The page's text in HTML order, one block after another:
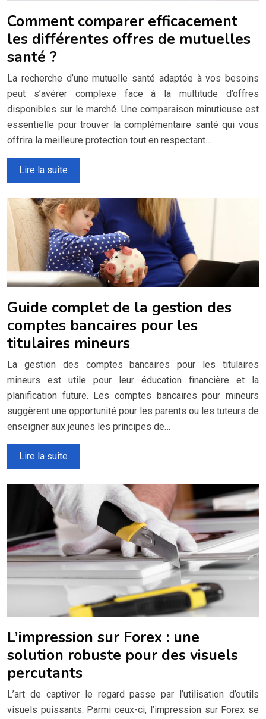
Comment comparer efficacement
les différentes offres de mutuelles
santé ?
La recherche d’une mutuelle santé adaptée à vos besoins
peut s’avérer complexe face à la multitude d’offres
disponibles sur le marché. Une comparaison minutieuse est
essentielle pour trouver la complémentaire santé qui vous
offrira la meilleure protection tout en respectant…
Lire la suite
Guide complet de la gestion des
comptes bancaires pour les
titulaires mineurs
La gestion des comptes bancaires pour les titulaires
mineurs est utile pour leur éducation financière et la
planification future. Les comptes bancaires pour mineurs
suggèrent une opportunité pour les parents ou les tuteurs de
enseigner aux jeunes les principes de…
Lire la suite
L’impression sur Forex : une
solution robuste pour des visuels
percutants
L’art de captiver le regard passe par l’utilisation d’outils
visuels puissants. Parmi ceux-ci, l’impression sur Forex se